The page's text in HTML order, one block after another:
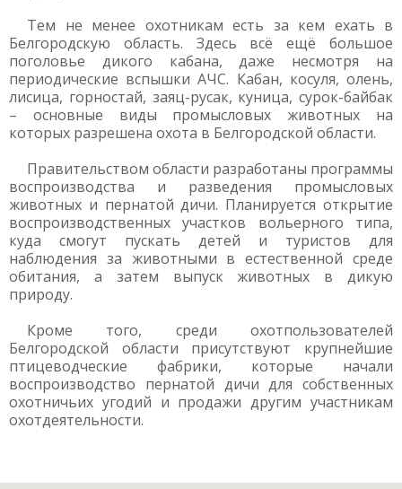
Тем не менее охотникам есть за кем ехать в
Белгородскую область. Здесь всё ещё большое
поголовье дикого кабана, даже несмотря на
периодические вспышки АЧС. Кабан, косуля, олень,
лисица, горностай, заяц-русак, куница, сурок-байбак
– основные виды промысловых животных на
которых разрешена охота в Белгородской области.
Правительством области разработаны программы
воспроизводства и разведения промысловых
животных и пернатой дичи. Планируется открытие
воспроизводственных участков вольерного типа,
куда смогут пускать детей и туристов для
наблюдения за животными в естественной среде
обитания, а затем выпуск животных в дикую
природу.
Кроме того, среди охотпользователей
Белгородской области присутствуют крупнейшие
птицеводческие фабрики, которые начали
воспроизводство пернатой дичи для собственных
охотничьих угодий и продажи другим участникам
охотдеятельности.